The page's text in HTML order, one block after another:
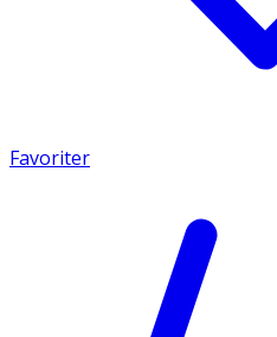
Favoriter